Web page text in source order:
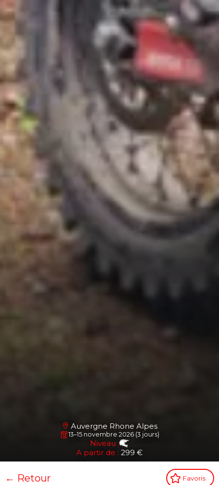
Auvergne Rhone Alpes
13–15 novembre 2026 (3 jours)
Niveau :
A partir de : 299 €
← Retour Favoris